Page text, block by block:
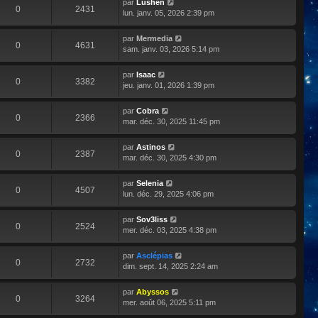
0 2431
par Lushen
lun. janv. 05, 2026 2:39 pm
0 4631
par Mermedia
sam. janv. 03, 2026 5:14 pm
0 3382
par Isaac
jeu. janv. 01, 2026 1:39 pm
0 2366
par Cobra
mar. déc. 30, 2025 11:45 pm
0 2387
par Astinos
mar. déc. 30, 2025 4:30 pm
0 4507
par Selenia
lun. déc. 29, 2025 4:06 pm
0 2524
par Sov3liss
mer. déc. 03, 2025 4:38 pm
0 2732
par Asclépias
dim. sept. 14, 2025 2:24 am
0 3264
par Abyssos
mer. août 06, 2025 5:11 pm